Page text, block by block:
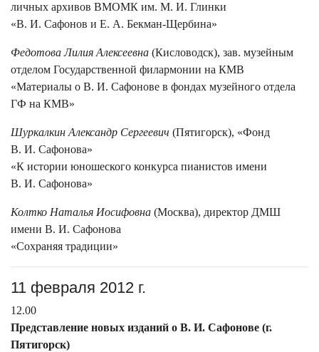
личных архивов ВМОМК им. М. И. Глинки
«В. И. Сафонов и Е. А. Бекман-Щербина»
Федотова Лилия Алексеевна (Кисловодск), зав. музейным
отделом Государственной филармонии на КМВ
«Материалы о В. И. Сафонове в фондах музейного отдела
ГФ на КМВ»
Шуркалкин Александр Сергеевич (Пятигорск), «Фонд
В. И. Сафонова»
«К истории юношеского конкурса пианистов имени
В. И. Сафонова»
Колтко Наталья Иосифовна (Москва), директор ДМШ
имени В. И. Сафонова
«Сохраняя традиции»
11 февраля 2012 г.
12.00
Представление новых изданий о В. И. Сафонове (г.
Пятигорск)